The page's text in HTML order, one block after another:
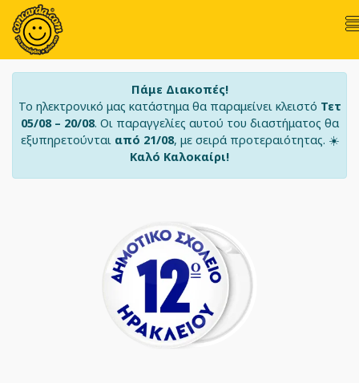
Πάμε Διακοπές!
Το ηλεκτρονικό μας κατάστημα θα παραμείνει κλειστό Τετ
05/08 – 20/08. Οι παραγγελίες αυτού του διαστήματος θα
εξυπηρετούνται από 21/08, με σειρά προτεραιότητας. ☀️
Καλό Καλοκαίρι!